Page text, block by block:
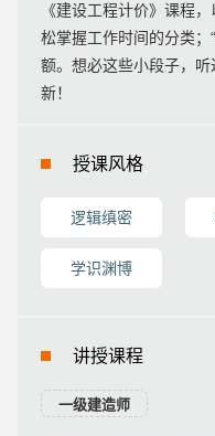
《建设工程计价》课程
松掌握工作时间的分类；
额。想必这些小段子，
新！
授课风格
逻辑缜密
学识渊博
讲授课程
一级建造师